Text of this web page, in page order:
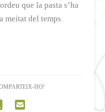
que la pasta s’ha
meitat del temps
HO!